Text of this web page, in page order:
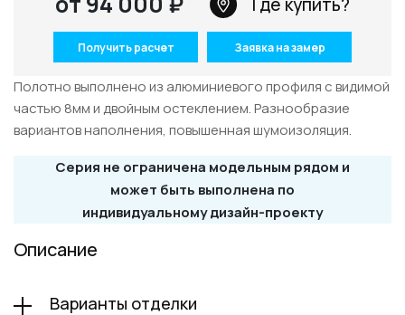
Получить расчет Заявка на замер
Полотно выполнено из алюминиевого профиля с видимой
частью 8мм и двойным остеклением. Разнообразие
вариантов наполнения, повышенная шумоизоляция.
Серия не ограничена модельным рядом и
может быть выполнена по
индивидуальному дизайн-проекту
Описание
Варианты отделки
пн-сб 10:00 - 20:00 (вс 10:00 - 19:00)
(9.05 -выходной)
Телефон: +7 495 662-87-32
salon@miksal.ru